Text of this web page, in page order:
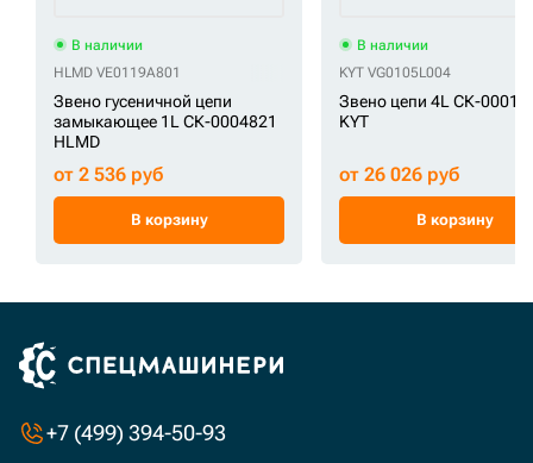
В наличии
HLMD VE0119A801
Звено гусеничной цепи
замыкающее 1L СК-0004821
HLMD
от 2 536 руб
В корзину
В наличии
KYT VG0105L004
Звено цепи 4L СК-
KYT
от 26 026 руб
В корзину
+7 (499) 394-50-93